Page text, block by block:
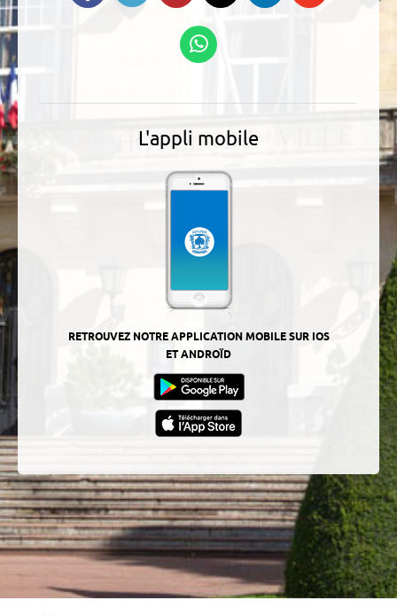
L'appli mobile
RETROUVEZ NOTRE APPLICATION MOBILE SUR IOS
ET ANDROÏD